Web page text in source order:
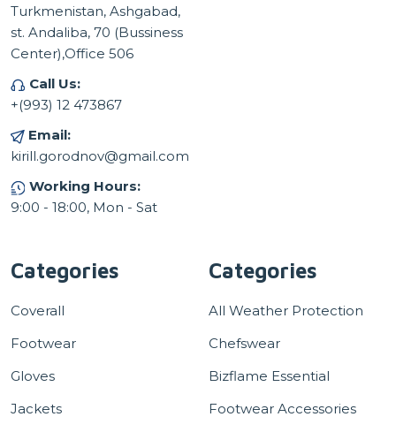
Turkmenistan, Ashgabad,
st. Andaliba, 70 (Bussiness
Center),Office 506
Call Us:
+(993) 12 473867
Email:
kirill.gorodnov@gmail.com
Working Hours:
9:00 - 18:00, Mon - Sat
Categories
Coverall
Footwear
Gloves
Jackets
Categories
All Weather Protection
Chefswear
Bizflame Essential
Footwear Accessories